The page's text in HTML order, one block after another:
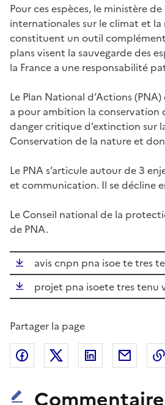
Pour ces espèces, le ministère
internationales sur le climat et
constituent un outil
plans visent la sauvegarde des
la France a une responsabilité
Le Plan National d’Actions
a pour ambition la conservation
danger critique d’extinction sur
Conservation de la nature et
Le PNA s’articule autour de 3
et communication. Il se décline
Le Conseil national de la
de PNA.
avis cnpn pna isoe te tres
projet pna isoete tres tenu
Partager la page
Partager sur Facebook
Partager sur XPartager sur